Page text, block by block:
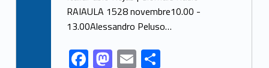
k
RAIAULA 1528 novembre10.00 -
13.00Alessandro Peluso…
F M E S